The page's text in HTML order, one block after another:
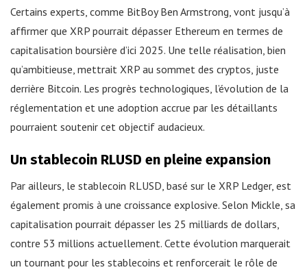
Certains experts, comme BitBoy Ben Armstrong, vont jusqu’à
affirmer que XRP pourrait dépasser Ethereum en termes de
capitalisation boursière d’ici 2025. Une telle réalisation, bien
qu’ambitieuse, mettrait XRP au sommet des cryptos, juste
derrière Bitcoin. Les progrès technologiques, l’évolution de la
réglementation et une adoption accrue par les détaillants
pourraient soutenir cet objectif audacieux.
Un stablecoin RLUSD en pleine expansion
Par ailleurs, le stablecoin RLUSD, basé sur le XRP Ledger, est
également promis à une croissance explosive. Selon Mickle, sa
capitalisation pourrait dépasser les 25 milliards de dollars,
contre 53 millions actuellement. Cette évolution marquerait
un tournant pour les stablecoins et renforcerait le rôle de